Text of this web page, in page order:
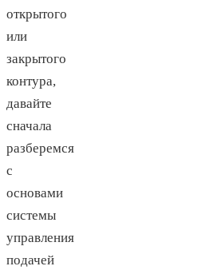
открытого
или
закрытого
контура,
давайте
сначала
разберемся
с
основами
системы
управления
подачей